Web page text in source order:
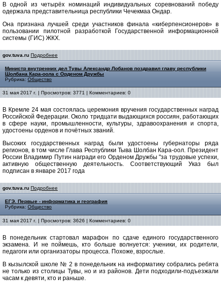
В одной из четырёх номинаций индивидуальных соревнований победу
одержала представительница республики Чечекмаа Ондар.
Она признана лучшей среди участников финала «киберпенсионеров» в
пользовании пилотной разработкой Государственной информационной
системы (ГИС) ЖКХ.
gov.tuva.ru Подробнее
Министр внутренних дел Тувы Александр Лобанов поздравил главу республики
Шолбана Кара-оола с Орденом Дружбы
Рубрика: Общество
31 мая 2017 г. | Просмотров: 3771 | Комментариев: 0
В Кремле 24 мая состоялась церемония вручения государственных наград
Российской Федерации. Около тридцати выдающихся россиян, работающих
в сфере науки, промышленности, культуры, здравоохранения и спорта,
удостоены орденов и почётных званий.
Высоких государственных наград были удостоены губернаторы ряда
регионов, в том числе Глава Республики Тыва Шолбан Кара-оол. Президент
России Владимир Путин награди его Орденом Дружбы "за трудовые успехи,
активную общественную деятельность. Соответствующий Указ был
подписан в январе 2017 года
gov.tuva.ru Подробнее
ЕГЭ. Первые - информатика и география
Рубрика: Общество
31 мая 2017 г. | Просмотров: 3626 | Комментариев: 0
В понедельник стартовал марафон по сдаче единого государственного
экзамена. И не поймешь, кто больше волнуется: ученики, их родители,
педагоги или организаторы процесса. Похоже, взрослые.
В кызылской школе № 2 в понедельник на информатику собрались ребята
не только из столицы Тувы, но и из районов. Дети подходили-подъезжали
часам к девяти, кто и раньше.